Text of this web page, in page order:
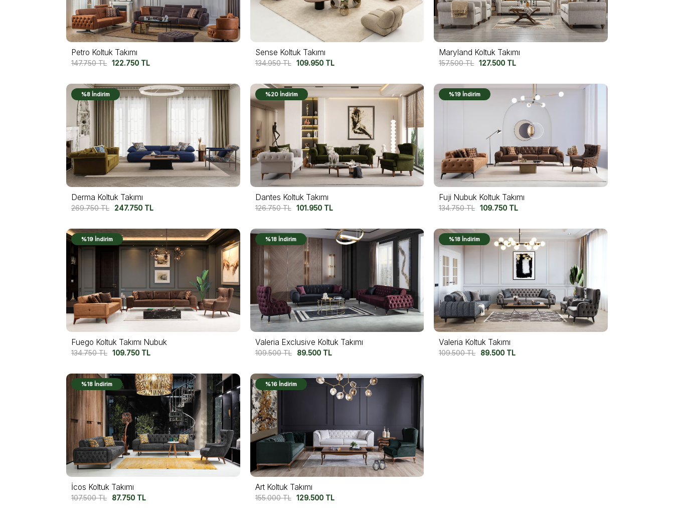
Petro Koltuk Takımı
147.750TL 122.750 TL
Sense Koltuk Takımı
134.950TL 109.950TL
Maryland Koltuk Takımı
157.500TL 127.500 TL
%8 İndirim
Derma Koltuk Takımı
269.750TL 247.750 TL
%20 İndirim
Dantes Koltuk Takımı
126.750TL 101.950TL
%19 İndirim
Fuji Nubuk Koltuk Takımı
134.750TL 109.750 TL
%19 İndirim
Fuego Koltuk Takımı Nubuk
134.750TL 109.750 TL
%18 İndirim
Valeria Exclusive Koltuk Takımı
109.500TL 89.500TL
%18 İndirim
Valeria Koltuk Takımı
109.500TL 89.500 TL
%18 İndirim
İcos Koltuk Takımı
107.500TL 87.750 TL
%16 İndirim
Art Koltuk Takımı
155.000TL 129.500TL